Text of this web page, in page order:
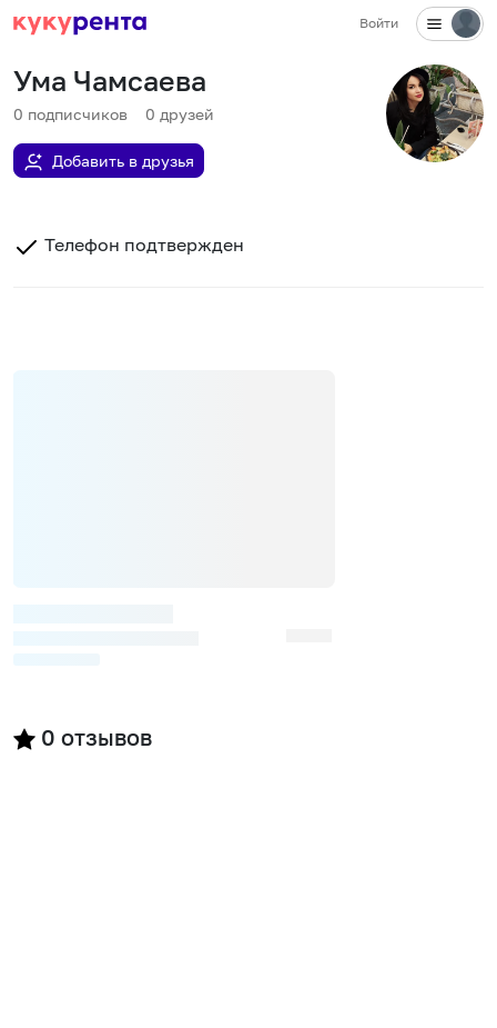
Войти
Ума Чамсаева
0 подписчиков 0 друзей
Добавить в друзья
Телефон подтвержден
0 отзывов